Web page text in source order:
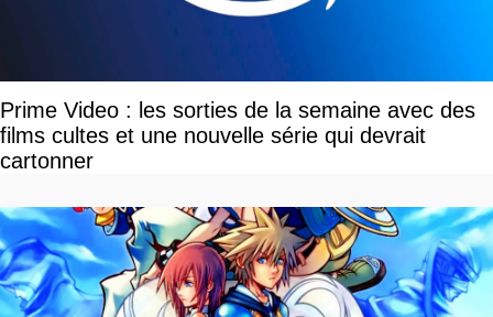
Prime Video : les sorties de la semaine avec des
films cultes et une nouvelle série qui devrait
cartonner